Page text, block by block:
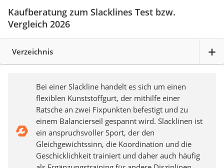
Kaufberatung zum Slacklines Test bzw.
Vergleich 2026
Verzeichnis
Bei einer Slackline handelt es sich um einen
flexiblen Kunststoffgurt, der mithilfe einer
Ratsche an zwei Fixpunkten befestigt und zu
einem Balancierseil gespannt wird. Slacklinen ist
ein anspruchsvoller Sport, der den
Gleichgewichtssinn, die Koordination und die
Geschicklichkeit trainiert und daher auch häufig